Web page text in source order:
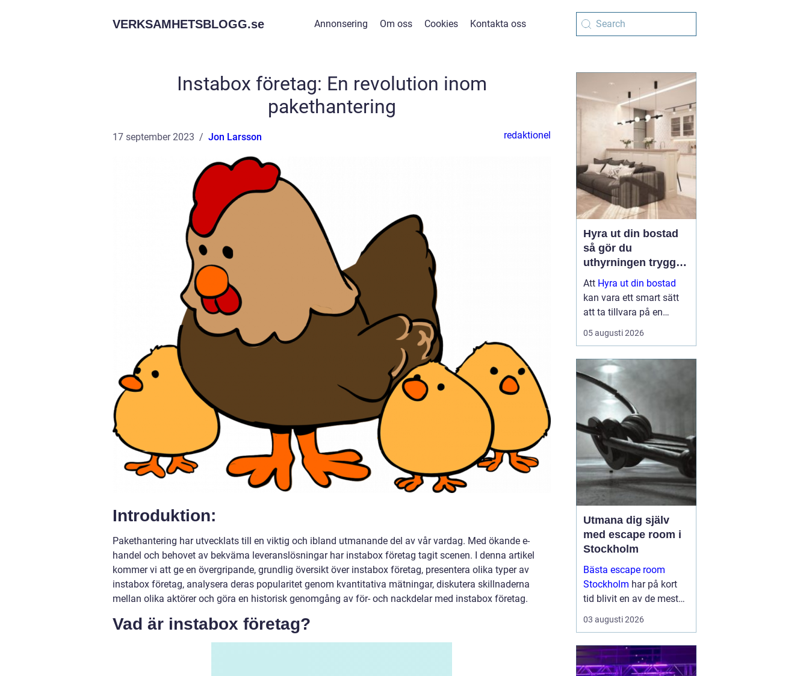
VERKSAMHETSBLOGG.se Annonsering Om oss Cookies Kontakta oss
Instabox företag: En revolution inom
pakethantering
17 september 2023 Jon Larsson redaktionel
Introduktion:
Pakethantering har utvecklats till en viktig och ibland utmanande del av vår vardag. Med ökande e-
handel och behovet av bekväma leveranslösningar har instabox företag tagit scenen. I denna artikel
kommer vi att ge en övergripande, grundlig översikt över instabox företag, presentera olika typer av
instabox företag, analysera deras popularitet genom kvantitativa mätningar, diskutera skillnaderna
mellan olika aktörer och göra en historisk genomgång av för- och nackdelar med instabox företag.
Vad är instabox företag?
Hyra ut din bostad
så gör du
uthyrningen trygg,
lönsam och smidig
Att Hyra ut din bostad
kan vara ett smart sätt
att ta tillvara på en
lägenhet eller villa som
står tom, till exempel
utlandsuppdrag, vid
samboskap eller medan
en ny bostad test...
05 augusti 2026
Utmana dig själv
med escape room i
Stockholm
Bästa escape room
Stockholm har på kort
tid blivit en av de mest
omtyckta aktiviteterna
för vänner, familjer och
något annor...
03 augusti 2026